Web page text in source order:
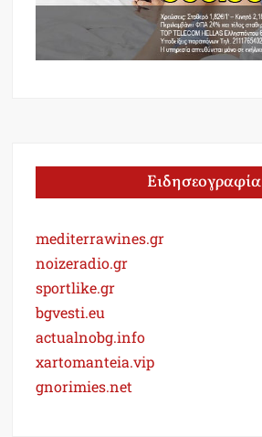
Ειδησεογραφία
mediterrawines.gr
noizeradio.gr
sportlike.gr
bgvesti.eu
actualnobg.info
xartomanteia.vip
gnorimies.net